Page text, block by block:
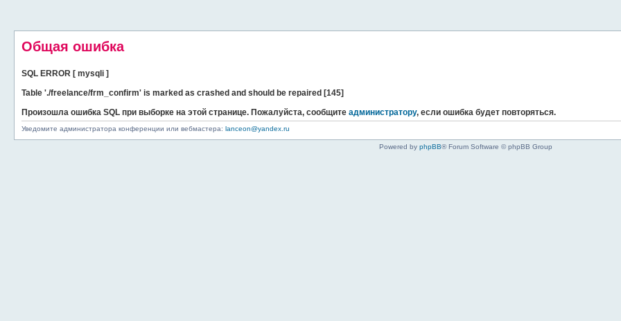
Общая ошибка
SQL ERROR [ mysqli ]
Table './freelance/frm_confirm' is marked as crashed and should be repaired [145]
Произошла ошибка SQL при выборке на этой странице. Пожалуйста, сообщите администратору, если ошибка будет повторяться.
Уведомите администратора конференции или вебмастера: lanceon@yandex.ru
Powered by phpBB® Forum Software © phpBB Group